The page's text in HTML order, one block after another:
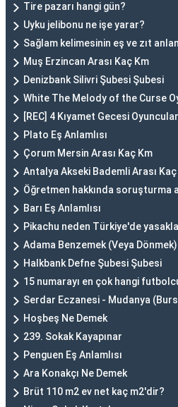
Tire pazarı hangi gün?
Uyku jelibonu ne işe yarar?
Sağlam kelimesinin eş ve zıt
Muş Erzincan Arası Kaç Km
Denizbank Silivri Şubesi Şubesi
White The Melody of the Curse
[REC] 4 Kıyamet Gecesi
Plato Eş Anlamlısı
Çorum Mersin Arası Kaç Km
Antalya Akseki Bademli Arası Kaç
Öğretmen hakkında soruşturma
Barı Eş Anlamlısı
Pikachu neden Türkiye'de
Adama Benzemek (Veya
Halkbank Defne Şubesi Şubesi
15 numarayı en çok hangi
Serdar Eczanesi - Mudanya
Hoşbeş Ne Demek
239. Sokak Kayapınar
Penguen Eş Anlamlısı
Ara Konakçı Ne Demek
Brüt 110 m2 ev net kaç m2'dir?